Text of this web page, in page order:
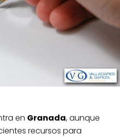
en Granada, aunque
recursos para